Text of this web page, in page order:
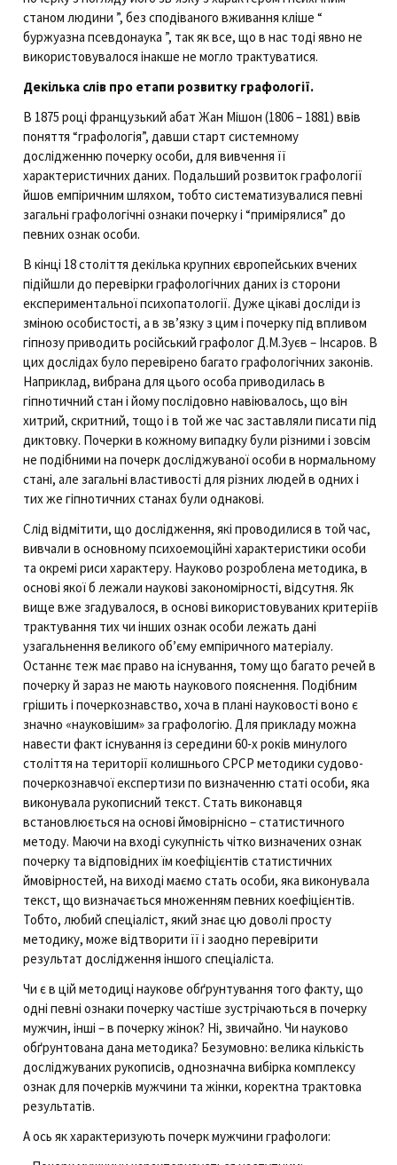
станом людини ”, без сподіваного вживання кліше “
буржуазна псевдонаука ”, так як все, що в нас тоді явно не
використовувалося інакше не могло трактуватися.
Декілька слів про етапи розвитку графології.
В 1875 році французький абат Жан Мішон (1806 – 1881) ввів
поняття “графологія”, давши старт системному
дослідженню почерку особи, для вивчення її
характеристичних даних. Подальший розвиток графології
йшов емпіричним шляхом, тобто систематизувалися певні
загальні графологічні ознаки почерку і “примірялися” до
певних ознак особи.
В кінці 18 століття декілька крупних європейських вчених
підійшли до перевірки графологічних даних із сторони
експериментальної психопатології. Дуже цікаві досліди із
зміною особистості, а в зв’язку з цим і почерку під впливом
гіпнозу приводить російський графолог Д.М.Зуєв – Інсаров. В
цих дослідах було перевірено багато графологічних законів.
Наприклад, вибрана для цього особа приводилась в
гіпнотичний стан і йому послідовно навіювалось, що він
хитрий, скритний, тощо і в той же час заставляли писати під
диктовку. Почерки в кожному випадку були різними і зовсім
не подібними на почерк досліджуваної особи в нормальному
стані, але загальні властивості для різних людей в одних і
тих же гіпнотичних станах були однакові.
Слід відмітити, що дослідження, які проводилися в той час,
вивчали в основному психоемоційні характеристики особи
та окремі риси характеру. Науково розроблена методика, в
основі якої б лежали наукові закономірності, відсутня. Як
вище вже згадувалося, в основі використовуваних критеріїв
трактування тих чи інших ознак особи лежать дані
узагальнення великого об’єму емпіричного матеріалу.
Останнє теж має право на існування, тому що багато речей в
почерку й зараз не мають наукового пояснення. Подібним
грішить і почеркознавство, хоча в плані науковості воно є
значно «науковішим» за графологію. Для прикладу можна
навести факт існування із середини 60-х років минулого
століття на території колишнього СРСР методики судово-
почеркознавчої експертизи по визначенню статі особи, яка
виконувала рукописний текст. Стать виконавця
встановлюється на основі ймовірнісно – статистичного
методу. Маючи на вході сукупність чітко визначених ознак
почерку та відповідних їм коефіцієнтів статистичних
ймовірностей, на виході маємо стать особи, яка виконувала
текст, що визначається множенням певних коефіцієнтів.
Тобто, любий спеціаліст, який знає цю доволі просту
методику, може відтворити її і заодно перевірити
результат дослідження іншого спеціаліста.
Чи є в цій методиці наукове обґрунтування того факту, що
одні певні ознаки почерку частіше зустрічаються в почерку
мужчин, інші – в почерку жінок? Ні, звичайно. Чи науково
обґрунтована дана методика? Безумовно: велика кількість
досліджуваних рукописів, однозначна вибірка комплексу
ознак для почерків мужчини та жінки, коректна трактовка
результатів.
А ось як характеризують почерк мужчини графологи: